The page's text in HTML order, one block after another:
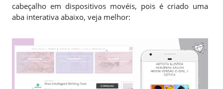
cabeçalho em dispositivos movéis, pois é criado uma
aba interativa abaixo, veja melhor: